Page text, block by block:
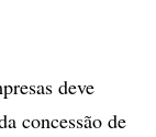
deve
concessão de